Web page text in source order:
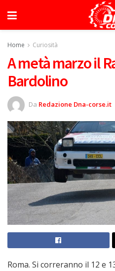
Home Curiosità
A metà marzo il
Bardolino
Da Redazione Dna-corse.it
Roma. Si correranno il 12 e